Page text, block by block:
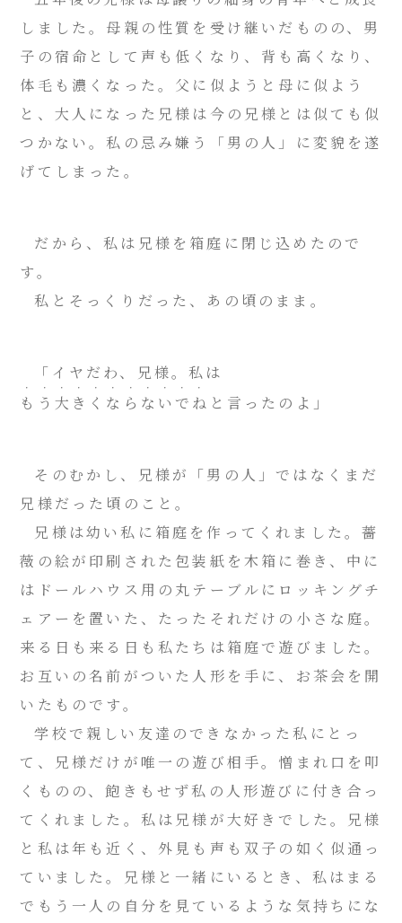
しました。母親の性質を受け継いだものの、男
子の宿命として声も低くなり、背も高くなり、
体毛も濃くなった。父に似ようと母に似よう
と、大人になった兄様は今の兄様とは似ても似
つかない。私の忌み嫌う「男の人」に変貌を遂
げてしまった。
だから、私は兄様を箱庭に閉じ込めたので
す。
私とそっくりだった、あの頃のまま。
「イヤだわ、兄様。私は
もう大きくならないでね
・・・・・・・・・・・
と言ったのよ」
そのむかし、兄様が「男の人」ではなくまだ
兄様だった頃のこと。
兄様は幼い私に箱庭を作ってくれました。薔
薇の絵が印刷された包装紙を木箱に巻き、中に
はドールハウス用の丸テーブルにロッキングチ
ェアーを置いた、たったそれだけの小さな庭。
来る日も来る日も私たちは箱庭で遊びました。
お互いの名前がついた人形を手に、お茶会を開
いたものです。
学校で親しい友達のできなかった私にとっ
て、兄様だけが唯一の遊び相手。憎まれ口を叩
くものの、飽きもせず私の人形遊びに付き合っ
てくれました。私は兄様が大好きでした。兄様
と私は年も近く、外見も声も双子の如く似通っ
ていました。兄様と一緒にいるとき、私はまる
でもう一人の自分を見ているような気持ちにな